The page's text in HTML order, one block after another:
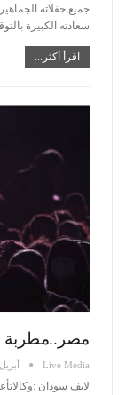
جميع حفلاته
سعادته الكبيرة
اقرأ أكثر...
مصر..مطربة
Live Media أبريل 19, 2022
لايف سودان